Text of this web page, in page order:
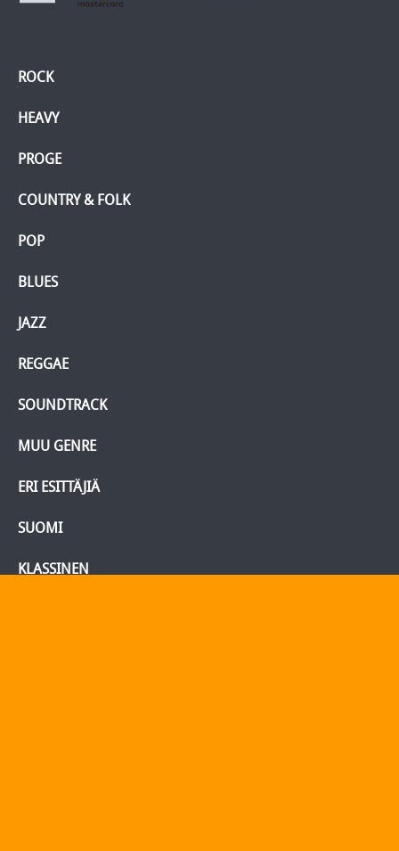
ROCK
HEAVY
PROGE
COUNTRY & FOLK
POP
BLUES
JAZZ
REGGAE
SOUNDTRACK
MUU GENRE
ERI ESITTÄJIÄ
SUOMI
KLASSINEN